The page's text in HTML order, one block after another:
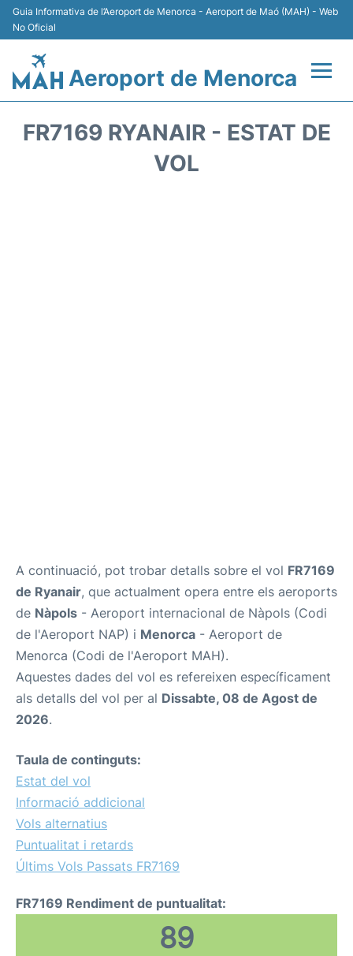
Guia Informativa de l’Aeroport de Menorca - Aeroport de Maó (MAH) - Web
No Oficial
Aeroport de Menorca
FR7169 RYANAIR - ESTAT DE
VOL
A continuació, pot trobar detalls sobre el vol FR7169
de Ryanair, que actualment opera entre els aeroports
de Nàpols - Aeroport internacional de Nàpols (Codi
de l'Aeroport NAP) i Menorca - Aeroport de
Menorca (Codi de l'Aeroport MAH).
Aquestes dades del vol es refereixen específicament
als detalls del vol per al Dissabte, 08 de Agost de
2026.
Taula de continguts:
Estat del vol
Informació addicional
Vols alternatius
Puntualitat i retards
Últims Vols Passats FR7169
FR7169 Rendiment de puntualitat:
89